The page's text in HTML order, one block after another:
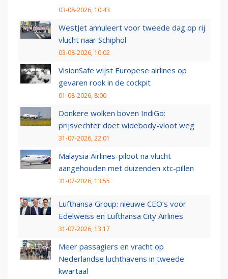
03-08-2026, 10:43
WestJet annuleert voor tweede dag op rij
vlucht naar Schiphol
03-08-2026, 10:02
VisionSafe wijst Europese airlines op
gevaren rook in de cockpit
01-08-2026, 8:00
Donkere wolken boven IndiGo:
prijsvechter doet widebody-vloot weg
31-07-2026, 22:01
Malaysia Airlines-piloot na vlucht
aangehouden met duizenden xtc-pillen
31-07-2026, 13:55
Lufthansa Group: nieuwe CEO’s voor
Edelweiss en Lufthansa City Airlines
31-07-2026, 13:17
Meer passagiers en vracht op
Nederlandse luchthavens in tweede
kwartaal